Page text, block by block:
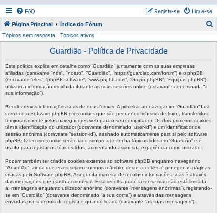
FAQ Ligue-se
Registe-se
Página Principal Índice do Fórum
Tópicos sem resposta Tópicos ativos
Guardião - Política de Privacidade
Esta política explica em detalhe como “Guardião” juntamente com as suas empresas
afiliadas (doravante "nós", "nosso", “Guardião”, “https://guardiao.com/forum”) e o phpBB
(doravante “eles”, “phpBB software”, “www.phpbb.com”, “Grupo phpBB”, “Equipas phpBB”)
utilizam a informação recolhida durante as suas sessões online (doravante denominada “a
sua informação”).
Recolheremos informações suas de duas formas. A primeira, ao navegar no “Guardião” fará
com que o Software phpBB crie cookies que são pequenos ficheiros de texto, transferidos
temporariamente pelos navegadores web para o seu computador. Os dois primeiros cookies
têm a identificação do utilizador (doravante denominado “user-id”) e um identificador de
sessão anónima (doravante “session-id”), assinado automaticamente para si pelo software
phpBB. O terceiro cookie será criado sempre que tenha tópicos lidos em “Guardião” e é
usado para registar os tópicos lidos, aumentando assim sua experiência como utilizador.
Podem também ser criados cookies externos ao software phpBB enquanto navegar no
“Guardião”, ainda que estes sejam externos o âmbito destes cookies é proteger as páginas
criadas pelo Software phpBB. A segunda maneira de recolher informações suas é através
das mensagens que partilha connosco. Esta recolha pode fazer-se mas não está limitada
a: mensagens enquanto utilizador anónimo (doravante “mensagens anónimas”), registando-
se em “Guardião” (doravante denominado “a sua conta”) e através das mensagens
enviadas por si depois do registo e quando ligado (doravante “as suas mensagens”).